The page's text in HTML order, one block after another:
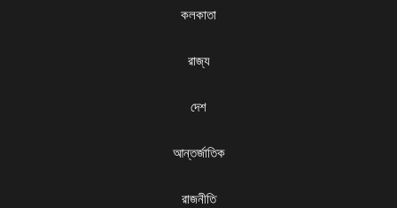
কলকাতা
রাজ্য
দেশ
আন্তর্জাতিক
রাজনীতি